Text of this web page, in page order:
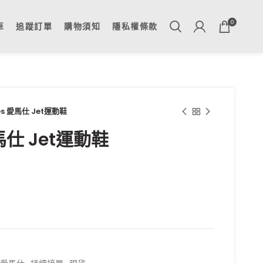
追蹤訂單 購物須知 隱私權條款 0
愛馬仕 Jet運動鞋
Jet運動鞋